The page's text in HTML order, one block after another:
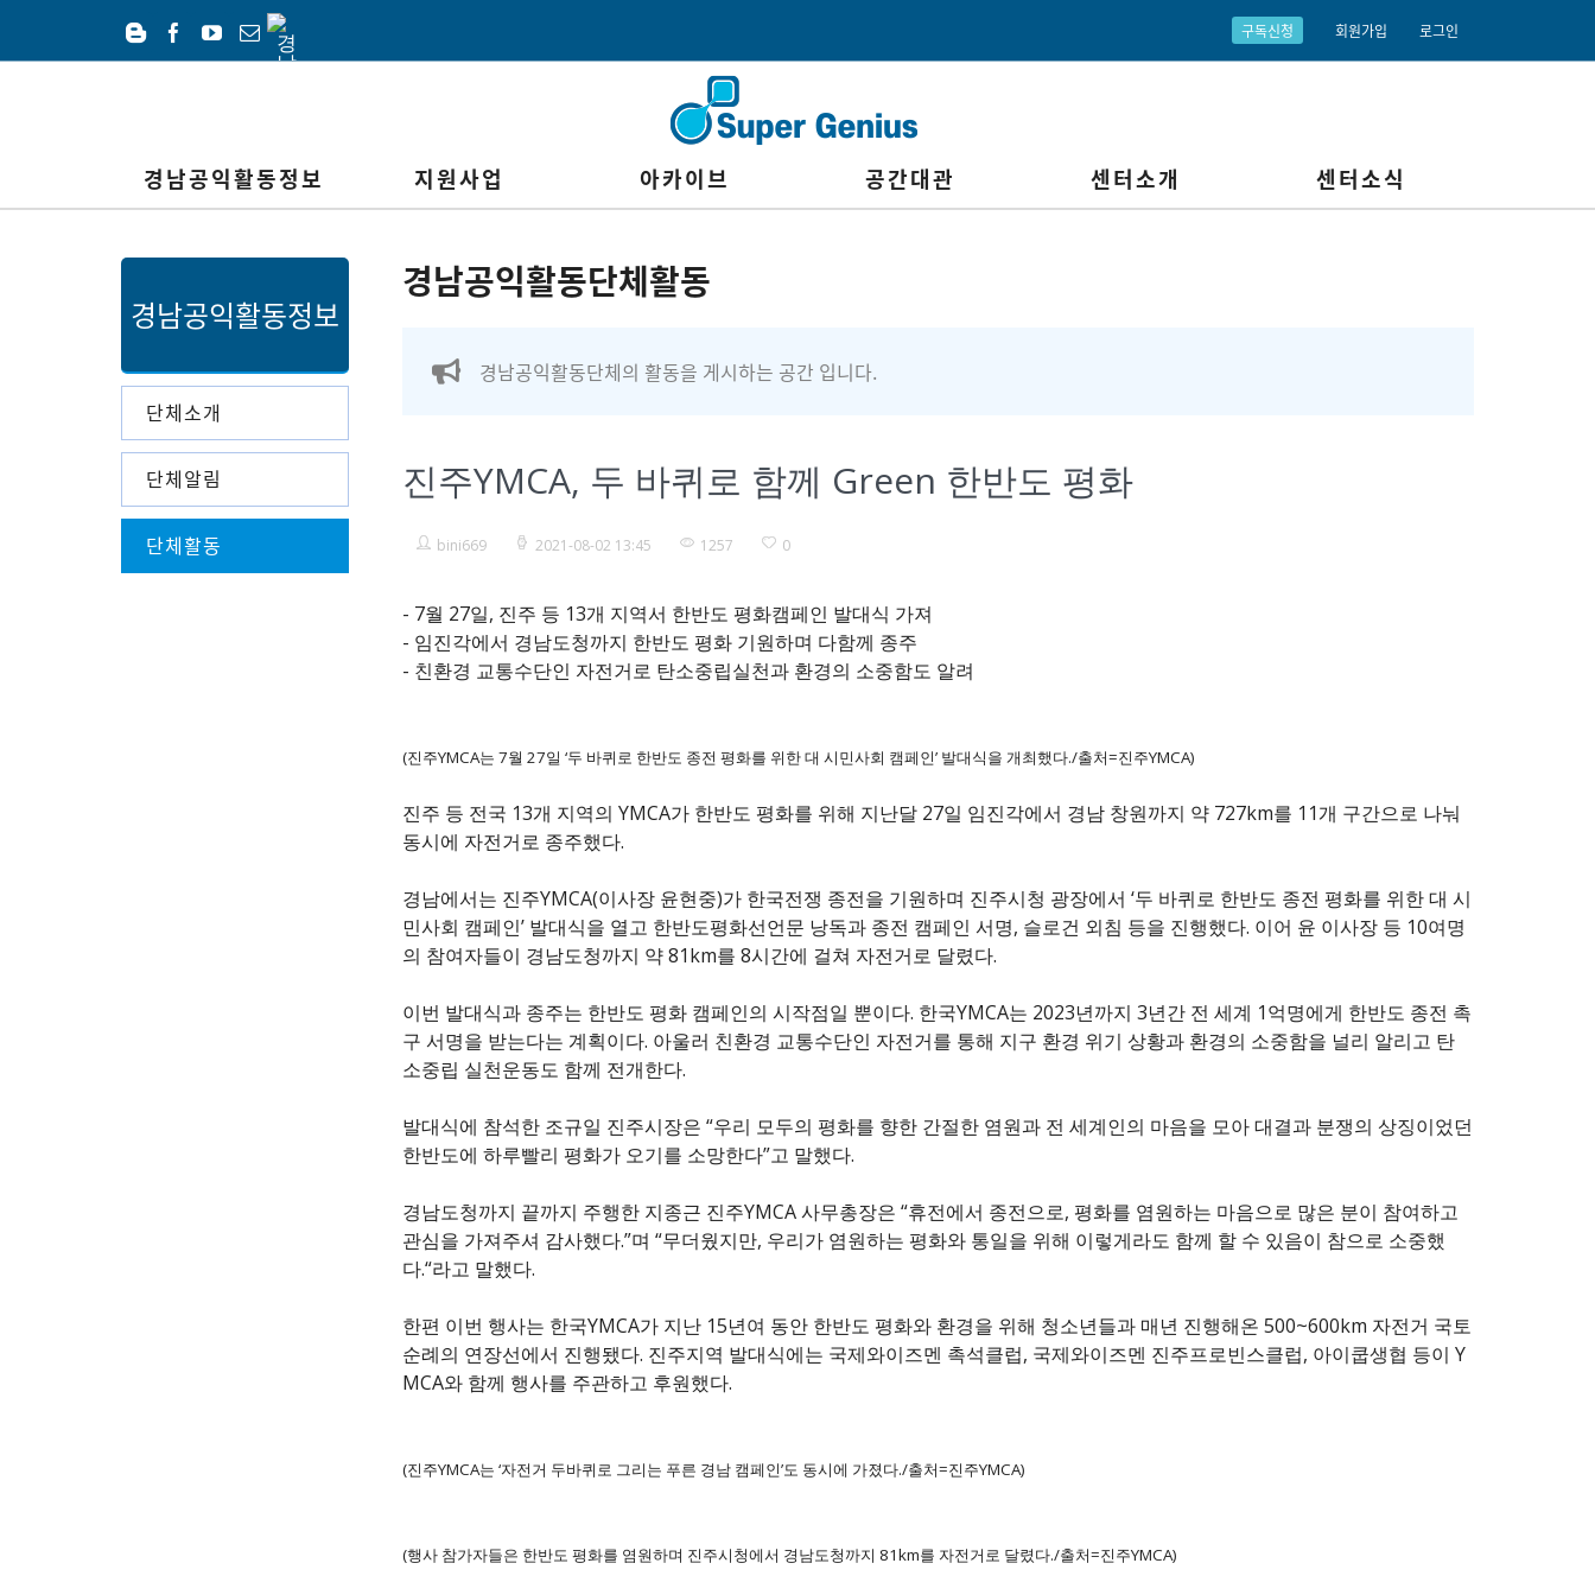
content
YouTube
경
남
공
구독신청 회원가입 로그인
경남공익활동정보 지원사업 아카이브 공간대관 센터소개 센터소식
경남공익활동정보
단체소개
단체알림
단체활동
경남공익활동단체활동
경남공익활동단체의 활동을 게시하는 공간 입니다.
진주YMCA, 두 바퀴로 함께 Green 한반도 평화
bini669 2021-08-02 13:45 1257 0
- 7월 27일, 진주 등 13개 지역서 한반도 평화캠페인 발대식 가져
- 임진각에서 경남도청까지 한반도 평화 기원하며 다함께 종주
- 친환경 교통수단인 자전거로 탄소중립실천과 환경의 소중함도 알려
(진주YMCA는 7월 27일 ‘두 바퀴로 한반도 종전 평화를 위한 대 시민사회 캠페인’ 발대식을 개최했다./출처=진주YMCA)
진주 등 전국 13개 지역의 YMCA가 한반도 평화를 위해 지난달 27일 임진각에서 경남 창원까지 약 727km를 11개 구간으로 나눠
동시에 자전거로 종주했다.
경남에서는 진주YMCA(이사장 윤현중)가 한국전쟁 종전을 기원하며 진주시청 광장에서 ‘두 바퀴로 한반도 종전 평화를 위한 대 시
민사회 캠페인’ 발대식을 열고 한반도평화선언문 낭독과 종전 캠페인 서명, 슬로건 외침 등을 진행했다. 이어 윤 이사장 등 10여명
의 참여자들이 경남도청까지 약 81km를 8시간에 걸쳐 자전거로 달렸다.
이번 발대식과 종주는 한반도 평화 캠페인의 시작점일 뿐이다. 한국YMCA는 2023년까지 3년간 전 세계 1억명에게 한반도 종전 촉
구 서명을 받는다는 계획이다. 아울러 친환경 교통수단인 자전거를 통해 지구 환경 위기 상황과 환경의 소중함을 널리 알리고 탄
소중립 실천운동도 함께 전개한다.
발대식에 참석한 조규일 진주시장은 “우리 모두의 평화를 향한 간절한 염원과 전 세계인의 마음을 모아 대결과 분쟁의 상징이었던
한반도에 하루빨리 평화가 오기를 소망한다”고 말했다.
경남도청까지 끝까지 주행한 지종근 진주YMCA 사무총장은 “휴전에서 종전으로, 평화를 염원하는 마음으로 많은 분이 참여하고
관심을 가져주셔 감사했다.”며 “무더웠지만, 우리가 염원하는 평화와 통일을 위해 이렇게라도 함께 할 수 있음이 참으로 소중했
다.“라고 말했다.
한편 이번 행사는 한국YMCA가 지난 15년여 동안 한반도 평화와 환경을 위해 청소년들과 매년 진행해온 500~600km 자전거 국토
순례의 연장선에서 진행됐다. 진주지역 발대식에는 국제와이즈멘 촉석클럽, 국제와이즈멘 진주프로빈스클럽, 아이쿱생협 등이 Y
MCA와 함께 행사를 주관하고 후원했다.
(진주YMCA는 ‘자전거 두바퀴로 그리는 푸른 경남 캠페인’도 동시에 가졌다./출처=진주YMCA)
(행사 참가자들은 한반도 평화를 염원하며 진주시청에서 경남도청까지 81km를 자전거로 달렸다./출처=진주YMCA)